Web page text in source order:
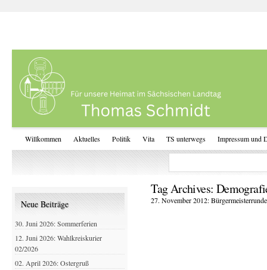
Willkommen Aktuelles Politik Vita TS unterwegs Impressum und
Tag Archives:
27. November 2012:
Neue Beiträge
30. Juni 2026: Sommerferien
12. Juni 2026: Wahlkreiskurier
02/2026
02. April 2026: Ostergruß